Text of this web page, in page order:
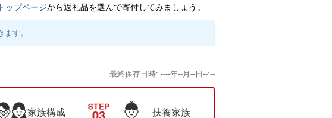
ップページから返礼品を選んで寄付してみましょう。
す。
最終保存日時: ----年--月--日--:--
家族構成 扶養家族